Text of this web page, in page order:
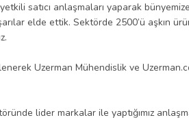
satıcı anlaşmaları yaparak
elde ettik. Sektörde 2500’ü aşkın
Uzerman Mühendislik ve
lider markalar ile yaptığımız